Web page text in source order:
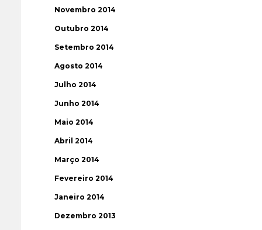
Novembro 2014
Outubro 2014
Setembro 2014
Agosto 2014
Julho 2014
Junho 2014
Maio 2014
Abril 2014
Março 2014
Fevereiro 2014
Janeiro 2014
Dezembro 2013